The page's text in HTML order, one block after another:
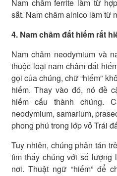
Nam châm ferrite làm từ
sắt. Nam châm alnico làm từ
4. Nam châm đất hiếm rất
Nam châm neodymium và
thuộc loại nam châm đất
gọi của chúng, chữ “hiếm”
hiếm. Thay vào đó, nó đề
hiếm cấu thành chúng.
neodymium, samarium,
phong phú trong lớp vỏ Trái
Tuy nhiên, chúng phân tán
tìm thấy chúng với số lượng
nơi. Thuật ngữ “hiếm” để